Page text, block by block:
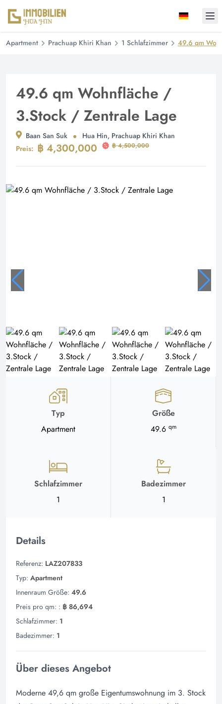
Apartment Prachuap Khiri Khan 1 Schlafzimmer 49.6 qm
49.6 qm Wohnfläche /
3.Stock / Zentrale Lage
Baan San Suk
Hua Hin, Prachuap Khiri Khan
Preis: ฿ 4,300,000 ฿ 4,500,000
Typ
Apartment
Größe
49.6 qm
Schlafzimmer
1
Badezimmer
1
Details
Referenz: LAZ207833
Typ: Apartment
Innenraum Größe: 49.6
Preis pro qm: : ฿ 86,694
Schlafzimmer: 1
Badezimmer: 1
Über dieses Angebot
Moderne 49,6 qm große Eigentumswohnung im 3. Stock